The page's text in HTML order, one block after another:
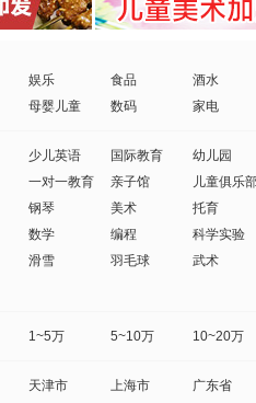
娱乐 食品
酒水
母婴儿童 数码 家电
少儿英语 国际教育
幼儿园
一对一教育 亲子馆
儿童俱乐
钢琴 美术
托育
数学 编程
科学实验
滑雪 羽毛球
武术
1~5万 5~10万 10~20万
天津市 上海市
广东省